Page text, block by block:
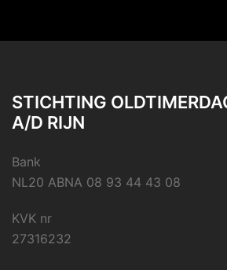
STICHTING
A/D RIJN
Bank
NL20 ABNA 08 93 44 43 08
KVK nr
27316232